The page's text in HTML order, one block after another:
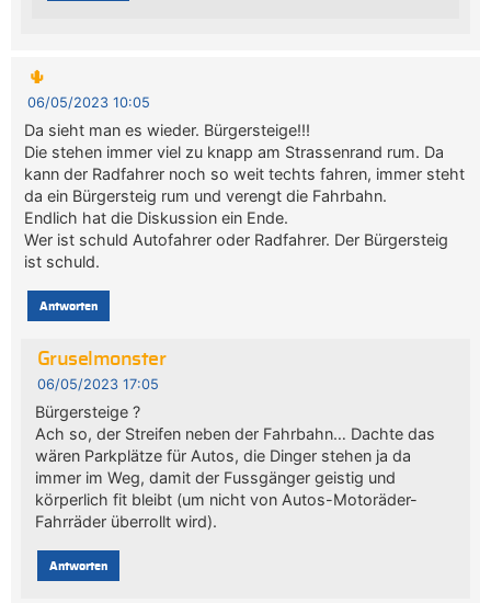
🌵
06/05/2023 10:05
Da sieht man es wieder. Bürgersteige!!!
Die stehen immer viel zu knapp am Strassenrand rum. Da
kann der Radfahrer noch so weit techts fahren, immer steht
da ein Bürgersteig rum und verengt die Fahrbahn.
Endlich hat die Diskussion ein Ende.
Wer ist schuld Autofahrer oder Radfahrer. Der Bürgersteig
ist schuld.
Antworten
Gruselmonster
06/05/2023 17:05
Bürgersteige ?
Ach so, der Streifen neben der Fahrbahn… Dachte das
wären Parkplätze für Autos, die Dinger stehen ja da
immer im Weg, damit der Fussgänger geistig und
körperlich fit bleibt (um nicht von Autos-Motoräder-
Fahrräder überrollt wird).
Antworten